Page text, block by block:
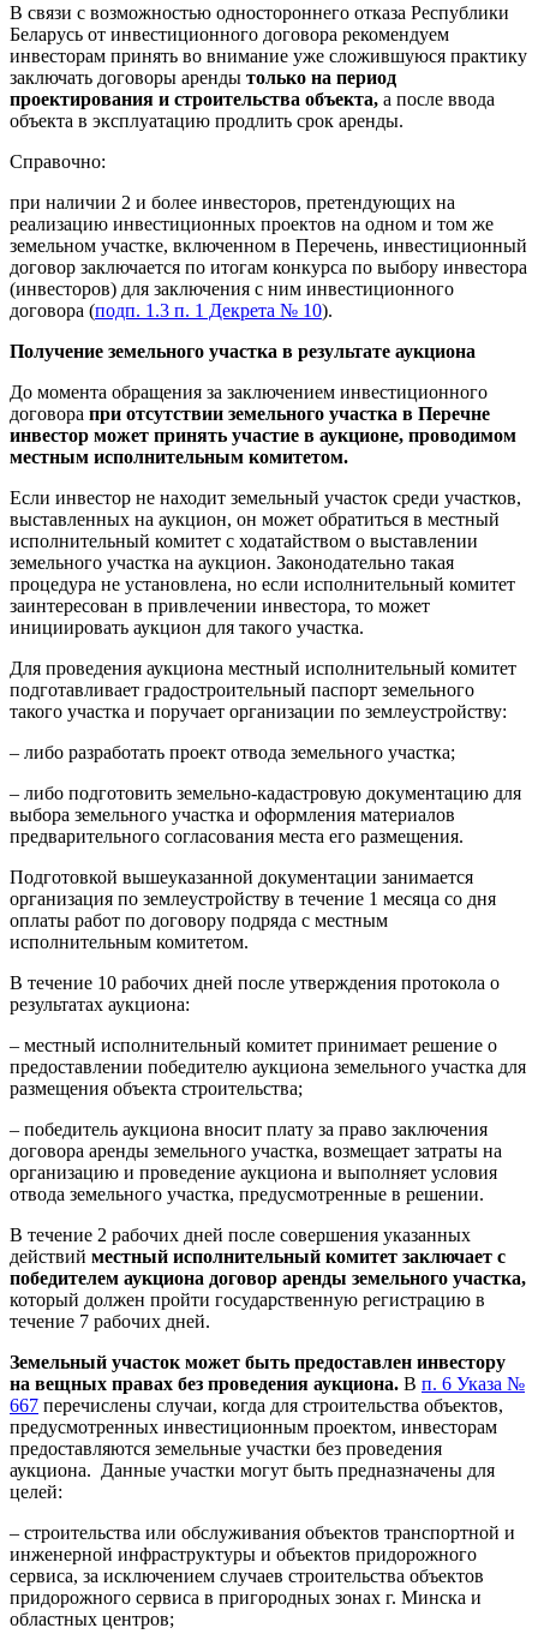
В связи с возможностью одностороннего отказа Республики
Беларусь от инвестиционного договора рекомендуем
инвесторам принять во внимание уже сложившуюся практику
заключать договоры аренды только на период
проектирования и строительства объекта, а после ввода
объекта в эксплуатацию продлить срок аренды.
Справочно:
при наличии 2 и более инвесторов, претендующих на
реализацию инвестиционных проектов на одном и том же
земельном участке, включенном в Перечень, инвестиционный
договор заключается по итогам конкурса по выбору инвестора
(инвесторов) для заключения с ним инвестиционного
договора (подп. 1.3 п. 1 Декрета № 10).
Получение земельного участка в результате аукциона
До момента обращения за заключением инвестиционного
договора при отсутствии земельного участка в Перечне
инвестор может принять участие в аукционе, проводимом
местным исполнительным комитетом.
Если инвестор не находит земельный участок среди участков,
выставленных на аукцион, он может обратиться в местный
исполнительный комитет с ходатайством о выставлении
земельного участка на аукцион. Законодательно такая
процедура не установлена, но если исполнительный комитет
заинтересован в привлечении инвестора, то может
инициировать аукцион для такого участка.
Для проведения аукциона местный исполнительный комитет
подготавливает градостроительный паспорт земельного
такого участка и поручает организации по землеустройству:
– либо разработать проект отвода земельного участка;
– либо подготовить земельно-кадастровую документацию для
выбора земельного участка и оформления материалов
предварительного согласования места его размещения.
Подготовкой вышеуказанной документации занимается
организация по землеустройству в течение 1 месяца со дня
оплаты работ по договору подряда с местным
исполнительным комитетом.
В течение 10 рабочих дней после утверждения протокола о
результатах аукциона:
– местный исполнительный комитет принимает решение о
предоставлении победителю аукциона земельного участка для
размещения объекта строительства;
– победитель аукциона вносит плату за право заключения
договора аренды земельного участка, возмещает затраты на
организацию и проведение аукциона и выполняет условия
отвода земельного участка, предусмотренные в решении.
В течение 2 рабочих дней после совершения указанных
действий местный исполнительный комитет заключает с
победителем аукциона договор аренды земельного участка,
который должен пройти государственную регистрацию в
течение 7 рабочих дней.
Земельный участок может быть предоставлен инвестору
на вещных правах без проведения аукциона. В п. 6 Указа №
667 перечислены случаи, когда для строительства объектов,
предусмотренных инвестиционным проектом, инвесторам
предоставляются земельные участки без проведения
аукциона. Данные участки могут быть предназначены для
целей:
– строительства или обслуживания объектов транспортной и
инженерной инфраструктуры и объектов придорожного
сервиса, за исключением случаев строительства объектов
придорожного сервиса в пригородных зонах г. Минска и
областных центров;